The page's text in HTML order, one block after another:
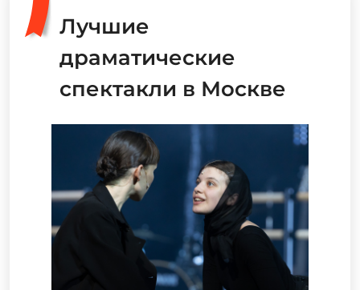
Лучшие
драматические
спектакли в Москве